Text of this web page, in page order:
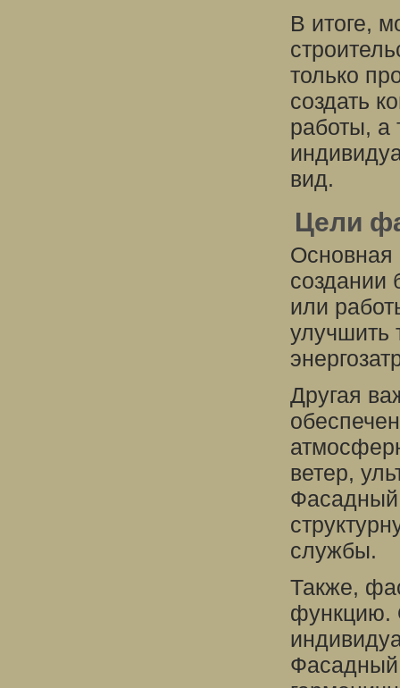
В итоге,
только
создать
работы, а
вид.
Цели
Основная
создании
или
улучшить
Другая
ветер,
Фасадный
службы.
Также,
функцию.
Фасадный